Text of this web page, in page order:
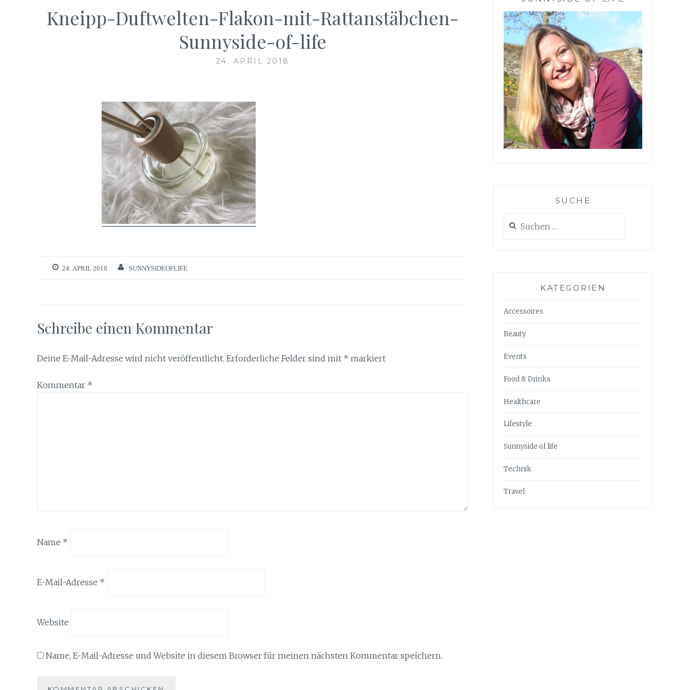
Kneipp-Duftwelten-Flakon-mit-Rattanstäbchen-
Sunnyside-of-life
24. APRIL 2018
24. APRIL 2018 SUNNYSIDEOFLIFE
Schreibe einen Kommentar
Deine E-Mail-Adresse wird nicht veröffentlicht. Erforderliche Felder sind mit * markiert
Kommentar *
Name *
E-Mail-Adresse *
Website
Name, E-Mail-Adresse und Website in diesem Browser für meinen nächsten Kommentar speichern.
SUCHE
nach:
KATEGORIEN
Accessoires
Beauty
Events
Food & Drinks
Healthcare
Lifestyle
Sunnyside of life
Technik
Travel